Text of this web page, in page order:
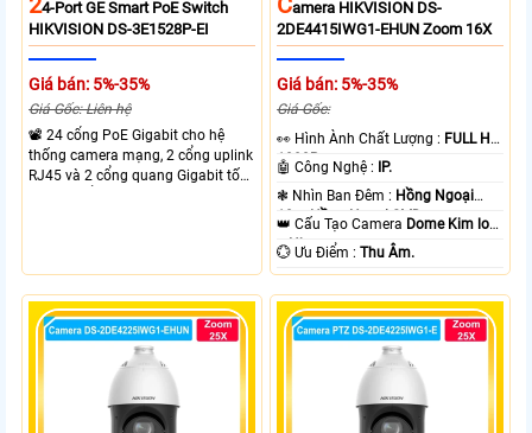
4-Port GE Smart PoE Switch
HIKVISION DS-3E1528P-EI
Giá bán: 5%-35%
Giá Gốc: Liên hệ
📽 24 cổng PoE Gigabit cho hệ
thống camera mạng, 2 cổng uplink
RJ45 và 2 cổng quang Gigabit tốc
Amera HIKVISION DS-
2DE4415IWG1-EHUN Zoom 16X
Giá bán: 5%-35%
Giá Gốc:
️👀 Hình Ành Chất Lượng : FULL HD
1080P .
🤖️ Công Nghệ :
IP.
❃ Nhìn Ban Đêm : Hồng Ngoại
10m Hồng Ngoại SMD.
👑 Cấu Tạo Camera Dome Kim loại
+ Nhựa.
️💮 Ưu Điểm :Thu Âm.